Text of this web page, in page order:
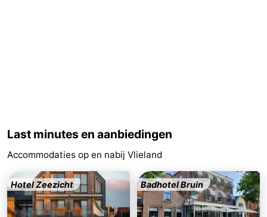
Last minutes en aanbiedingen
Accommodaties op en nabij Vlieland
Hotel Zeezicht Badhotel Bruin